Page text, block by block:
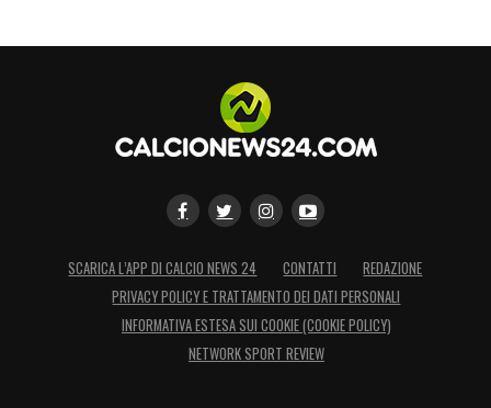
SCARICA L’APP DI CALCIO NEWS 24 CONTATTI
REDAZIONE
PRIVACY POLICY E TRATTAMENTO DEI DATI PERSONALI
INFORMATIVA ESTESA SUI COOKIE (COOKIE POLICY)
NETWORK SPORT REVIEW